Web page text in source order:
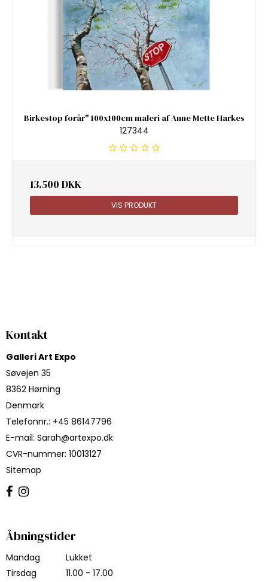
Birkestop forår" 100x100cm maleri af Anne Mette Harkes
127344
13.500 DKK
VIS PRODUKT
Kontakt
Galleri Art Expo
Søvejen 35
8362 Hørning
Denmark
Telefonnr.: +45 86147796
E-mail: Sarah@artexpo.dk
CVR-nummer: 10013127
Sitemap
Åbningstider
Mandag
Lukket
Tirsdag
11.00 - 17.00